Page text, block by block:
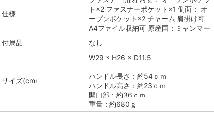
仕様
ト×2 ファスナーポケット×1 側面： オ
ープンポケット×2 チャーム 肩掛け可
A4ファイル収納可 原産国：ミャンマー
付属品
なし
サイズ(cm)
W29 × H26 × D11.5
ハンドル長さ：約54ｃｍ
ハンドル高さ：約23ｃｍ
開口部：約36ｃｍ
重量：約680ｇ